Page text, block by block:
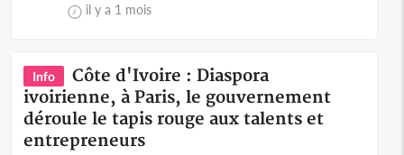
il y a 1 mois
Info
Côte d'Ivoire : Diaspora
ivoirienne, à Paris, le gouvernement
déroule le tapis rouge aux talents et
entrepreneurs